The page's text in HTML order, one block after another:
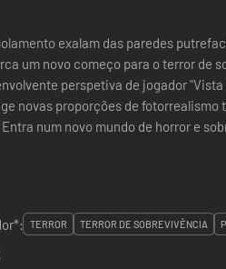
exalam das paredes
um novo começo para o terror de
perspetiva de jogador
novas proporções de fotorrealismo
num novo mundo de horror e
TERROR TERROR DE SOBREVIVÊNCIA